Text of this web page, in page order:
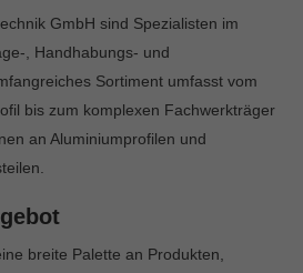
GmbH sind Spezialisten im
, Handhabungs- und
Sortiment umfasst vom
bis zum komplexen Fachwerkträger
an Aluminiumprofilen und
breite Palette an Produkten,